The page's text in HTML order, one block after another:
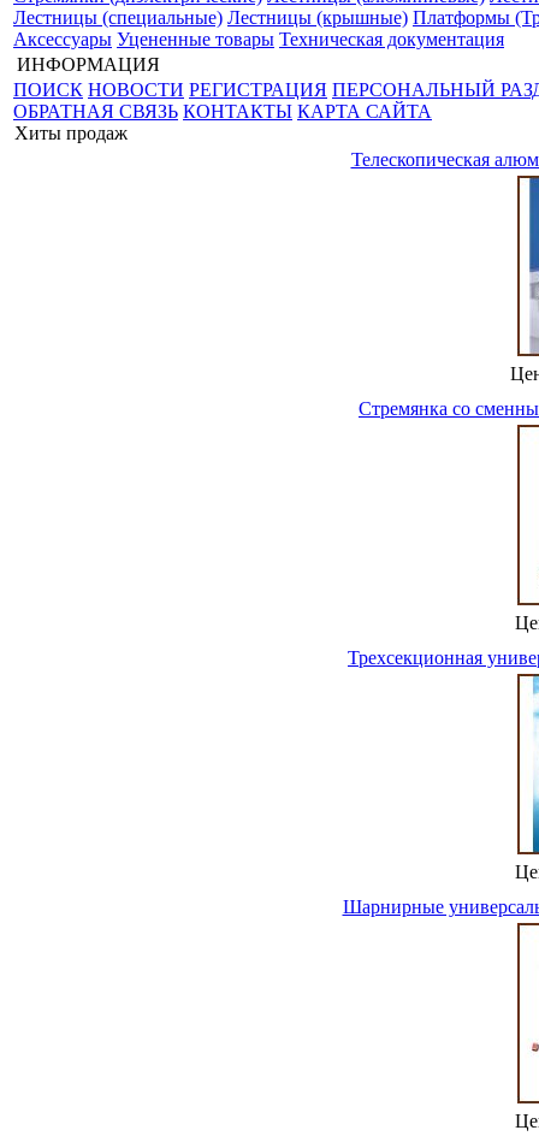
Лестницы (специальные) Лестницы (крышные) Платформы
Аксессуары Уцененные товары Техническая документация
ИНФОРМАЦИЯ
ПОИСК НОВОСТИ РЕГИСТРАЦИЯ ПЕРСОНАЛЬНЫЙ
ОБРАТНАЯ СВЯЗЬ КОНТАКТЫ КАРТА САЙТА
Хиты продаж
Телескопическая
Стремянка со
Трехсекционная
Шарнирные